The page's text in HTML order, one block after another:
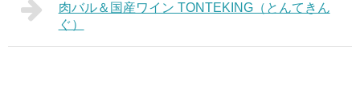
肉バル＆国産ワイン TONTEKING（とんてきん
ぐ）